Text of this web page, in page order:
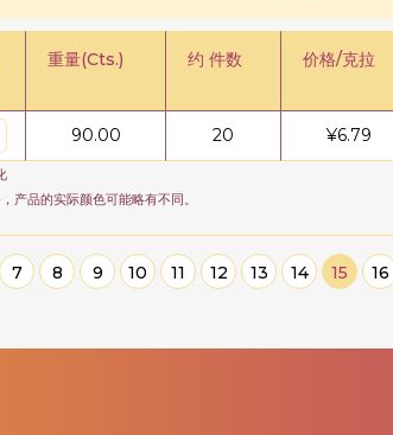
重量(Cts.) 约 件数 价格/克拉
90.00 20 ¥6.79
产品的实际颜色可能略有不同。
7 8 9 10 11 12 13 14 15 16